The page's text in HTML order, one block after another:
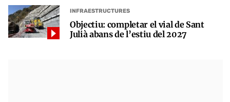
INFRAESTRUCTURES
Objectiu: completar el vial de Sant
Julià abans de l’estiu del 2027